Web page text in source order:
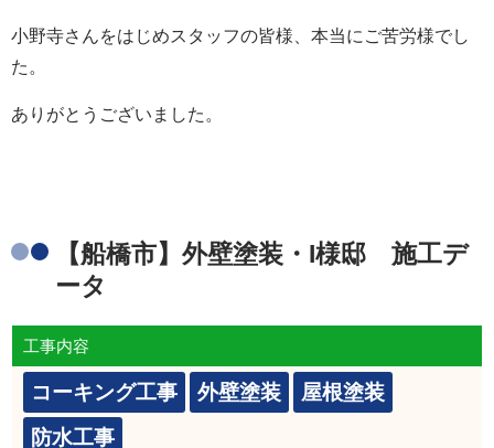
小野寺さんをはじめスタッフの皆様、本当にご苦労様でし
た。
ありがとうございました。
【船橋市】外壁塗装・I様邸 施工デ
ータ
工事内容
コーキング工事 外壁塗装
屋根塗装
防水工事